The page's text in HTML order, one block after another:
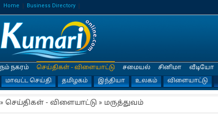
Home Business Directory
நம் நகரம்
செய்திகள் - விளையாட்டு
மாவட்ட செய்தி
தமிழகம் இந்தியா உலகம் விளையாட்டு
சமையல் சினிமா வீடியோ
» செய்திகள் - விளையாட்டு » மருத்துவம்